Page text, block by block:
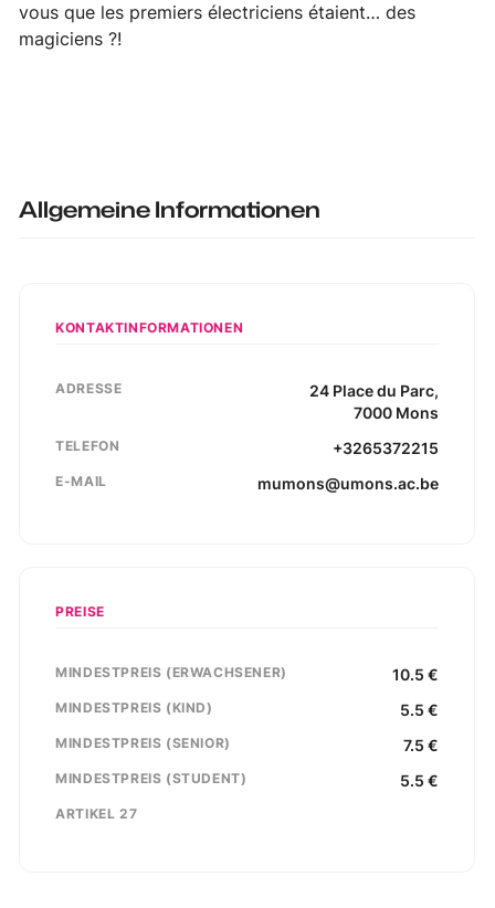
vous que les premiers électriciens étaient… des
magiciens ?!
Allgemeine Informationen
KONTAKTINFORMATIONEN
ADRESSE 24 Place du Parc,
7000 Mons
TELEFON +3265372215
E-MAIL mumons@umons.ac.be
PREISE
MINDESTPREIS (ERWACHSENER) 10.5 €
MINDESTPREIS (KIND) 5.5 €
MINDESTPREIS (SENIOR) 7.5 €
MINDESTPREIS (STUDENT) 5.5 €
ARTIKEL 27